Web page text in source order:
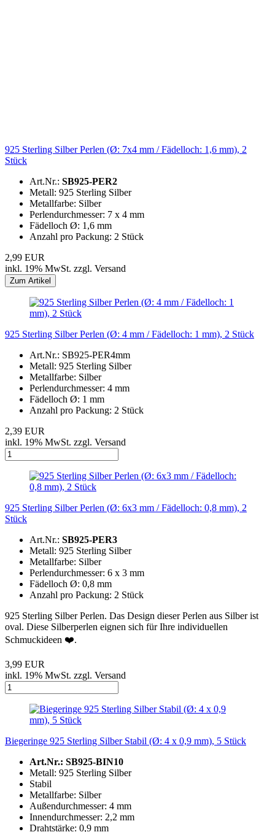
925 Sterling Silber Perlen (Ø: 7x4 mm / Fädelloch: 1,6 mm), 2
Stück
Art.Nr.: SB925-PER2
Metall: 925 Sterling Silber
Metallfarbe: Silber
Perlendurchmesser: 7 x 4 mm
Fädelloch Ø: 1,6 mm
Anzahl pro Packung: 2 Stück
2,99 EUR
inkl. 19% MwSt. zzgl. Versand
925 Sterling Silber Perlen (Ø: 4 mm / Fädelloch: 1 mm), 2 Stück
Art.Nr.: SB925-PER4mm
Metall: 925 Sterling Silber
Metallfarbe: Silber
Perlendurchmesser: 4 mm
Fädelloch Ø: 1 mm
Anzahl pro Packung: 2 Stück
2,39 EUR
inkl. 19% MwSt. zzgl. Versand
925 Sterling Silber Perlen (Ø: 6x3 mm / Fädelloch: 0,8 mm), 2
Stück
Art.Nr.: SB925-PER3
Metall: 925 Sterling Silber
Metallfarbe: Silber
Perlendurchmesser: 6 x 3 mm
Fädelloch Ø: 0,8 mm
Anzahl pro Packung: 2 Stück
925 Sterling Silber Perlen. Das Design dieser Perlen aus Silber ist
oval. Diese Silberperlen eignen sich für Ihre individuellen
Schmuckideen ❤️️.
3,99 EUR
inkl. 19% MwSt. zzgl. Versand
Biegeringe 925 Sterling Silber Stabil (Ø: 4 x 0,9 mm), 5 Stück
Art.Nr.: SB925-BIN10
Metall: 925 Sterling Silber
Stabil
Metallfarbe: Silber
Außendurchmesser: 4 mm
Innendurchmesser: 2,2 mm
Drahtstärke: 0,9 mm